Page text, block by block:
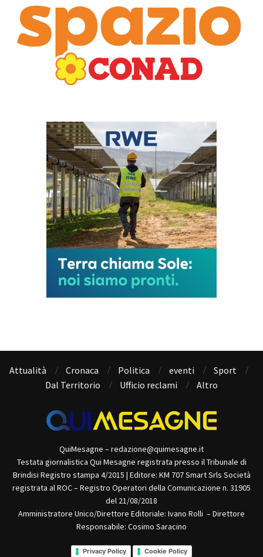
Attualità Cronaca Politica eventi
Sport
Dal Territorio
Ufficio reclami Altro
QuiMesagne – redazione@quimesagne.it
Testata giornalistica Qui Mesagne registrata presso il Tribunale di
Brindisi Registro stampa 4/2015 | Editore: KM 707 Smart Srls Società
registrata al ROC – Registro Operatori della Comunicazione n. 31905
del 21/08/2018
Amministratore Unico/Direttore Editoriale: Ivano Rolli – Direttore
Responsabile: Cosimo Saracino
Privacy Policy Cookie Policy